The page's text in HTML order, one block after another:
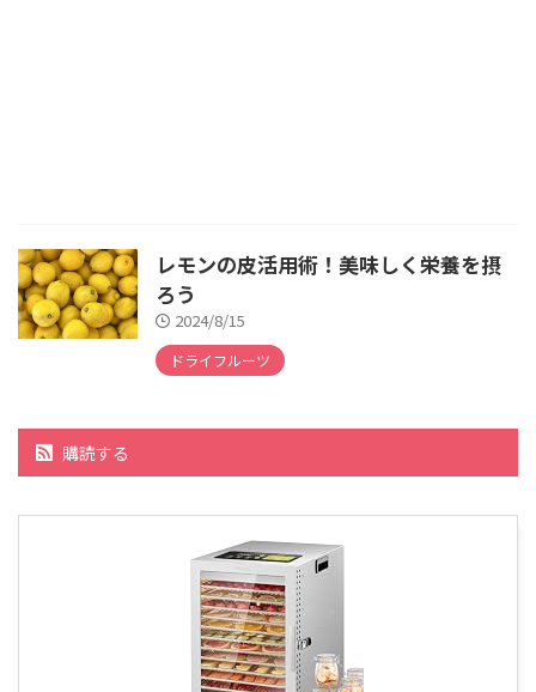
レモンの皮活用術！美味しく栄養を摂
ろう
2024/8/15
ドライフルーツ
購読する